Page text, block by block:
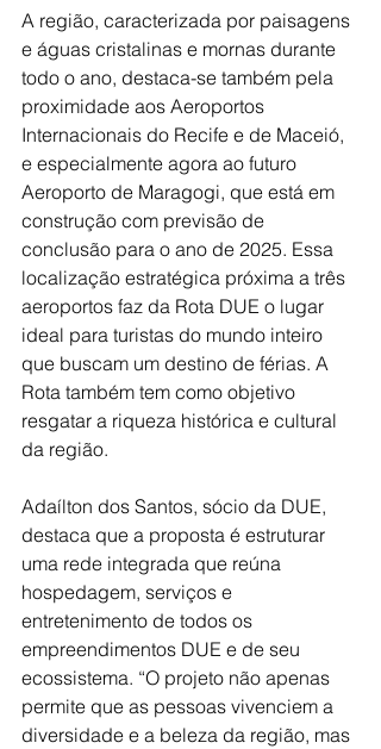
A região, caracterizada por paisagens
e águas cristalinas e mornas durante
todo o ano, destaca-se também pela
proximidade aos Aeroportos
Internacionais do Recife e de Maceió,
e especialmente agora ao futuro
Aeroporto de Maragogi, que está em
construção com previsão de
conclusão para o ano de 2025. Essa
localização estratégica próxima a três
aeroportos faz da Rota DUE o lugar
ideal para turistas do mundo inteiro
que buscam um destino de férias. A
Rota também tem como objetivo
resgatar a riqueza histórica e cultural
da região.
Adaílton dos Santos, sócio da DUE,
destaca que a proposta é estruturar
uma rede integrada que reúna
hospedagem, serviços e
entretenimento de todos os
empreendimentos DUE e de seu
ecossistema. “O projeto não apenas
permite que as pessoas vivenciem a
diversidade e a beleza da região, mas